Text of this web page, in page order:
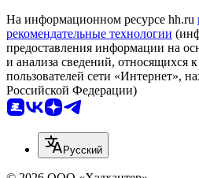
На информационном ресурсе hh.ru
рекомендательные технологии
предоставления информации на
и анализа сведений, относящихся
пользователей сети «Интернет»,
Российской Федерации)
Русский